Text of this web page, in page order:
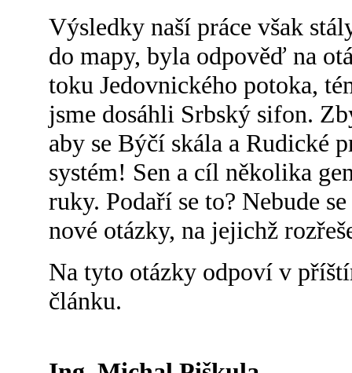
Výsledky naší práce však
do mapy, byla odpověď na
toku Jedovnického potoka,
jsme dosáhli Srbský sifon.
aby se Býčí skála a Rudické
systém! Sen a cíl několika
ruky. Podaří se to? Nebude
nové otázky, na jejichž
Na tyto otázky odpoví v
článku.